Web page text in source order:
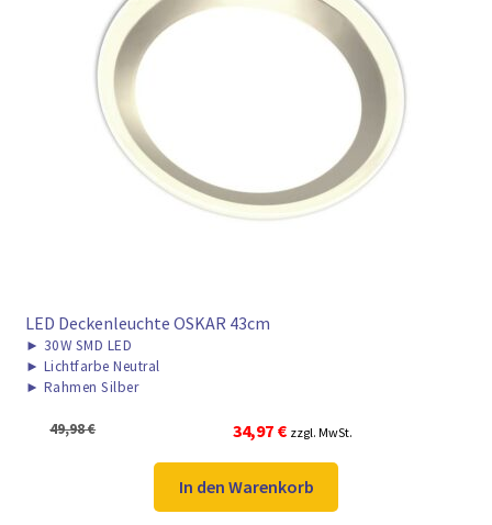
LED Deckenleuchte OSKAR 43cm
► 30W SMD LED
► Lichtfarbe Neutral
► Rahmen Silber
49,98€
Ursprünglicher
Preis
war:
49,98 €
34,97 €Aktueller
Preis
ist:
34,97 €.
zzgl. MwSt.
In den Warenkorb